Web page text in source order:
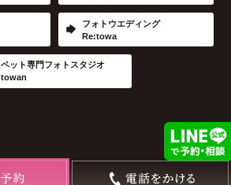
フォトウエディング
Re:towa
ペット専門フォトスタジオ
towan